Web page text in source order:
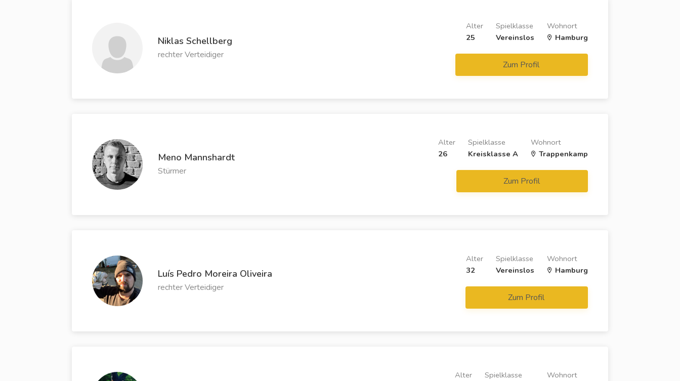
Niklas Schellberg
rechter Verteidiger
Wohnort
Hamburg
Spielklasse
Vereinslos
Alter
25
Zum Profil
Meno Mannshardt
Stürmer
Wohnort
Trappenkamp
Spielklasse
Kreisklasse A
Alter
26
Zum Profil
Luís Pedro Moreira Oliveira
rechter Verteidiger
Wohnort
Hamburg
Spielklasse
Vereinslos
Alter
32
Zum Profil
Wohnort
Spielklasse
Alter